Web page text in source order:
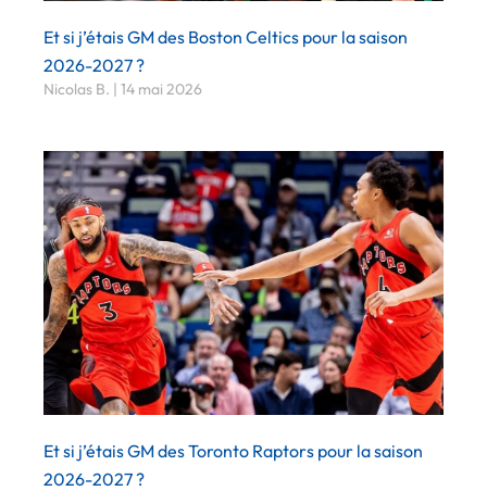
Et si j’étais GM des Boston Celtics pour la saison
2026-2027 ?
Nicolas B. 14 mai 2026
Et si j’étais GM des Toronto Raptors pour la saison
2026-2027 ?